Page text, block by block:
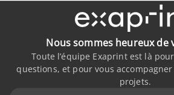
Nous sommes heureux de
Toute l’équipe Exaprint est là
questions, et pour vous
projets.